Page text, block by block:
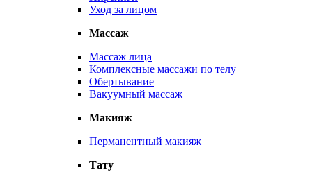
Уход за лицом
Массаж
Массаж лица
Комплексные массажи по телу
Обертывание
Вакуумный массаж
Макияж
Перманентный макияж
Тату